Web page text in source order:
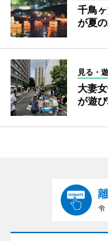
千鳥
が夏
見る・
大妻
が遊